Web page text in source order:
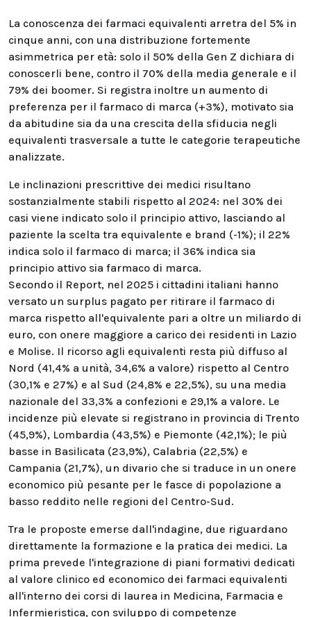
La conoscenza dei farmaci equivalenti arretra del 5% in
cinque anni, con una distribuzione fortemente
asimmetrica per età: solo il 50% della Gen Z dichiara di
conoscerli bene, contro il 70% della media generale e il
79% dei boomer. Si registra inoltre un aumento di
preferenza per il farmaco di marca (+3%), motivato sia
da abitudine sia da una crescita della sfiducia negli
equivalenti trasversale a tutte le categorie terapeutiche
analizzate.
Le inclinazioni prescrittive dei medici risultano
sostanzialmente stabili rispetto al 2024: nel 30% dei
casi viene indicato solo il principio attivo, lasciando al
paziente la scelta tra equivalente e brand (-1%); il 22%
indica solo il farmaco di marca; il 36% indica sia
principio attivo sia farmaco di marca.
Secondo il Report, nel 2025 i cittadini italiani hanno
versato un surplus pagato per ritirare il farmaco di
marca rispetto all'equivalente pari a oltre un miliardo di
euro, con onere maggiore a carico dei residenti in Lazio
e Molise. Il ricorso agli equivalenti resta più diffuso al
Nord (41,4% a unità, 34,6% a valore) rispetto al Centro
(30,1% e 27%) e al Sud (24,8% e 22,5%), su una media
nazionale del 33,3% a confezioni e 29,1% a valore. Le
incidenze più elevate si registrano in provincia di Trento
(45,9%), Lombardia (43,5%) e Piemonte (42,1%); le più
basse in Basilicata (23,9%), Calabria (22,5%) e
Campania (21,7%), un divario che si traduce in un onere
economico più pesante per le fasce di popolazione a
basso reddito nelle regioni del Centro-Sud.
Tra le proposte emerse dall'indagine, due riguardano
direttamente la formazione e la pratica dei medici. La
prima prevede l'integrazione di piani formativi dedicati
al valore clinico ed economico dei farmaci equivalenti
all'interno dei corsi di laurea in Medicina, Farmacia e
Infermieristica, con sviluppo di competenze